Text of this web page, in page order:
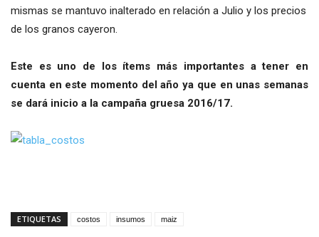
mismas se mantuvo inalterado en relación a Julio y los precios
de los granos cayeron.
Este es uno de los ítems más importantes a tener en
cuenta en este momento del año ya que en unas semanas
se dará inicio a la campaña gruesa 2016/17.
ETIQUETAS costos insumos maiz